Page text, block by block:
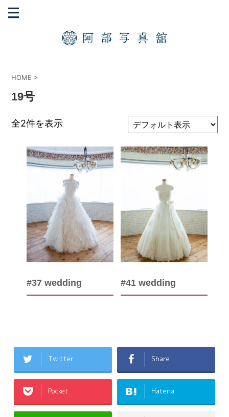
HOME >
19号
全2件を表示
#37 wedding #41 wedding
Twitter Share
Pocket Hatena